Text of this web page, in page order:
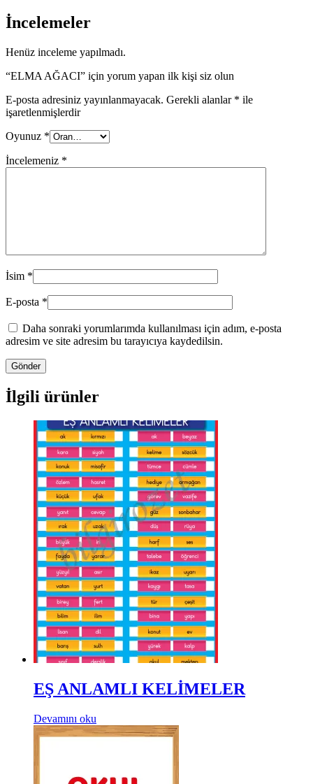
İncelemeler
Henüz inceleme yapılmadı.
“ELMA AĞACI” için yorum yapan ilk kişi siz olun
E-posta adresiniz yayınlanmayacak. Gerekli alanlar * ile
işaretlenmişlerdir
Oyunuz *
İncelemeniz *
İsim *
E-posta *
Daha sonraki yorumlarımda kullanılması için adım, e-posta
adresim ve site adresim bu tarayıcıya kaydedilsin.
İlgili ürünler
EŞ ANLAMLI KELİMELER
Devamını oku